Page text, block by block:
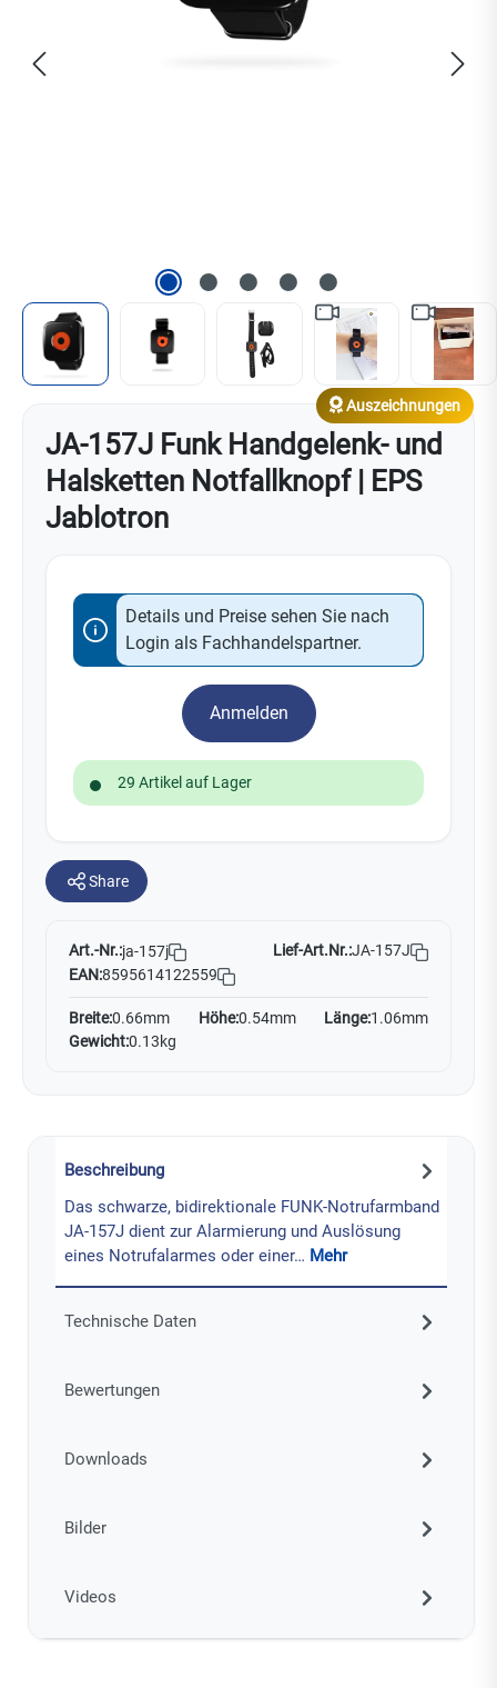
JA-157J Funk Handgelenk- und
Halsketten Notfallknopf | EPS
Jablotron
Auszeichnungen
Details und Preise sehen Sie nach
Login als Fachhandelspartner.
Anmelden
29 Artikel auf Lager
Share
Art.-Nr.:ja-157j Lief-Art.Nr.:JA-157J
EAN:8595614122559
Breite:0.66mm Höhe:0.54mm Länge:1.06mm
Gewicht:0.13kg
Beschreibung
Das schwarze, bidirektionale FUNK-Notrufarmband
JA-157J dient zur Alarmierung und Auslösung
eines Notrufalarmes oder einer… Mehr
Technische Daten
Bewertungen
Downloads
Bilder
Videos